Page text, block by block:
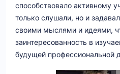
способствовало активному
только слушали, но и
своими мыслями и идеями,
заинтересованность в
будущей профессиональной